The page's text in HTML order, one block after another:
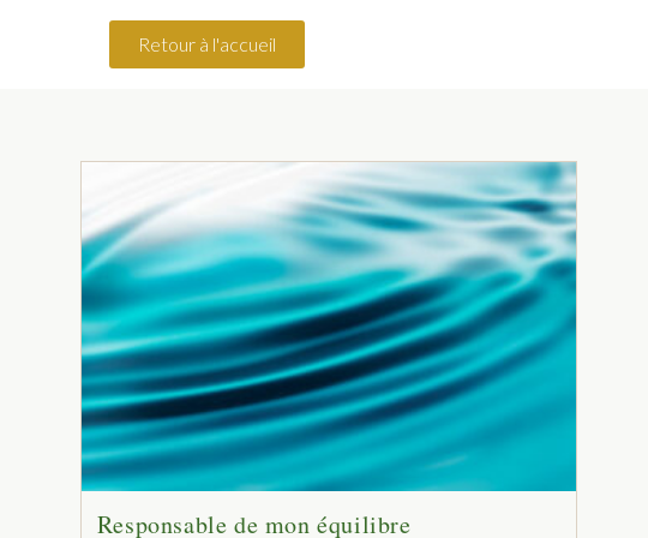
Retour à l'accueil
Responsable de mon équilibre